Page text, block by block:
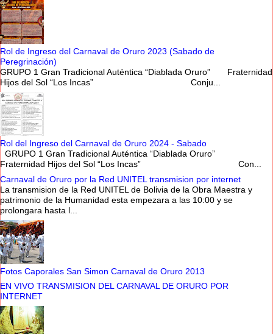
Rol de Ingreso del Carnaval de Oruro 2023 (Sabado de
Peregrinación)
GRUPO 1 Gran Tradicional Auténtica “Diablada Oruro” Fraternidad
Hijos del Sol “Los Incas” Conju...
Rol del Ingreso del Carnaval de Oruro 2024 - Sabado
GRUPO 1 Gran Tradicional Auténtica “Diablada Oruro”
Fraternidad Hijos del Sol “Los Incas” Con...
Carnaval de Oruro por la Red UNITEL transmision por internet
La transmision de la Red UNITEL de Bolivia de la Obra Maestra y
patrimonio de la Humanidad esta empezara a las 10:00 y se
prolongara hasta l...
Fotos Caporales San Simon Carnaval de Oruro 2013
EN VIVO TRANSMISION DEL CARNAVAL DE ORURO POR
INTERNET